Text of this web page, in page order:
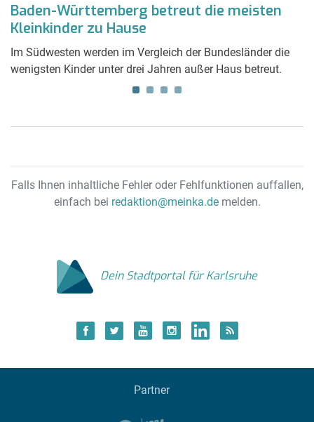
Baden-Württemberg betreut die meisten
Kleinkinder zu Hause
Im Südwesten werden im Vergleich der Bundesländer die
wenigsten Kinder unter drei Jahren außer Haus betreut.
Falls Ihnen inhaltliche Fehler oder Fehlfunktionen auffallen,
einfach bei redaktion@meinka.demelden.
Dein Stadtportal für Karlsruhe
Partner